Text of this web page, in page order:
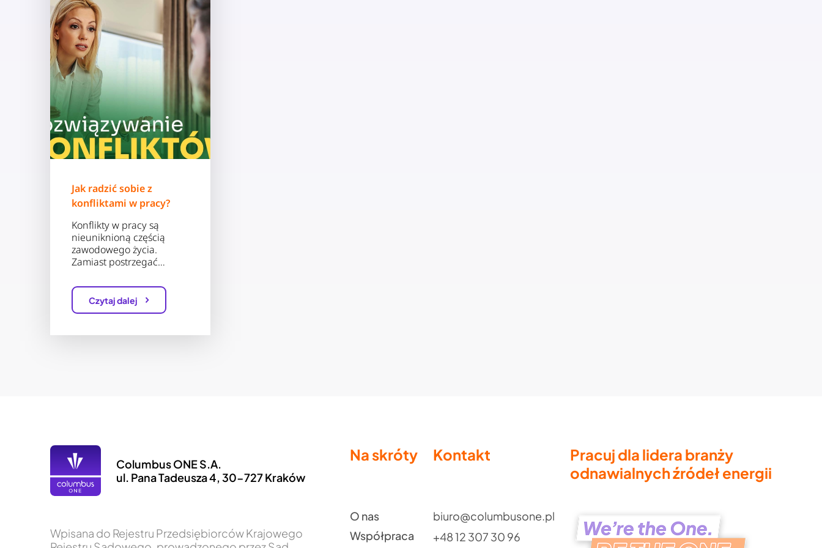
Jak radzić sobie z
konfliktami w pracy?
Konflikty w pracy są
nieuniknioną częścią
zawodowego życia.
Zamiast postrzegać…
Czytaj dalej
Columbus ONE S.A.
ul. Pana Tadeusza 4, 30-727 Kraków
Wpisana do Rejestru Przedsiębiorców Krajowego
Na skróty
O nas
Współpraca
Kontakt
biuro@columbusone.pl
+48 12 307 30 96
Pracuj dla lidera branży
odnawialnych źródeł energii